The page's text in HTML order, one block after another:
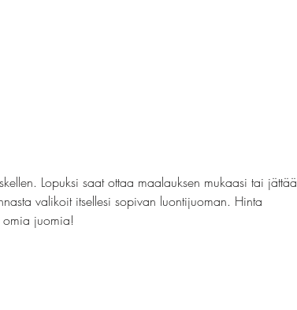
Lopuksi saat ottaa maalauksen mukaasi tai jättää
valikoit itsellesi sopivan luontijuoman. Hinta
omia juomia!